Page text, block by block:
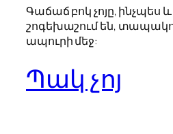
Գաճաճ բոկ չոյը, ինչպես և
շոգեխաշում են,
ապուրի մեջ:
Պակ չոյ